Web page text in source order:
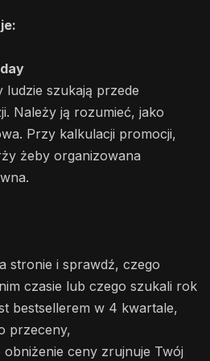
ludzie szukają przede
Należy ją rozumieć, jako
Przy kalkulacji promocji,
żeby organizowana
stronie i sprawdź, czego
czasie lub czego szukali rok
bestsellerem w 4 kwartale,
przeceny,
ceny zrujnuje Twój